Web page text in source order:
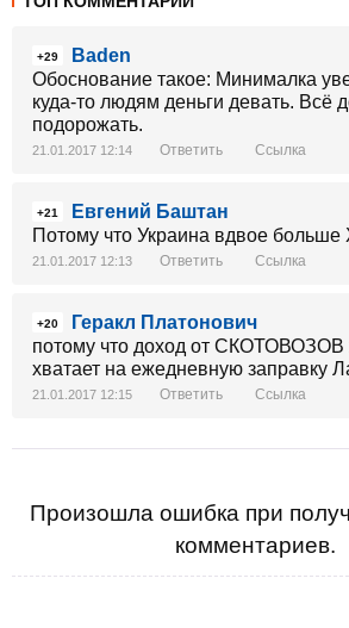
+29
Baden
Обоснование такое: Минималка
куда-то людям деньги девать. Всё
подорожать.
21.01.2017 12:14 Ответить Ссылка
+21
Евгений Баштан
Потому что Украина вдвое больше
21.01.2017 12:13 Ответить Ссылка
+20
Геракл Платонович
потому что доход от СКОТОВОЗОВ
хватает на ежедневную заправку
21.01.2017 12:15 Ответить Ссылка
Произошла ошибка при
комментариев.